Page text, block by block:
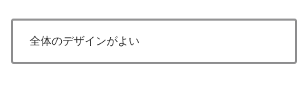
全体のデザインがよい